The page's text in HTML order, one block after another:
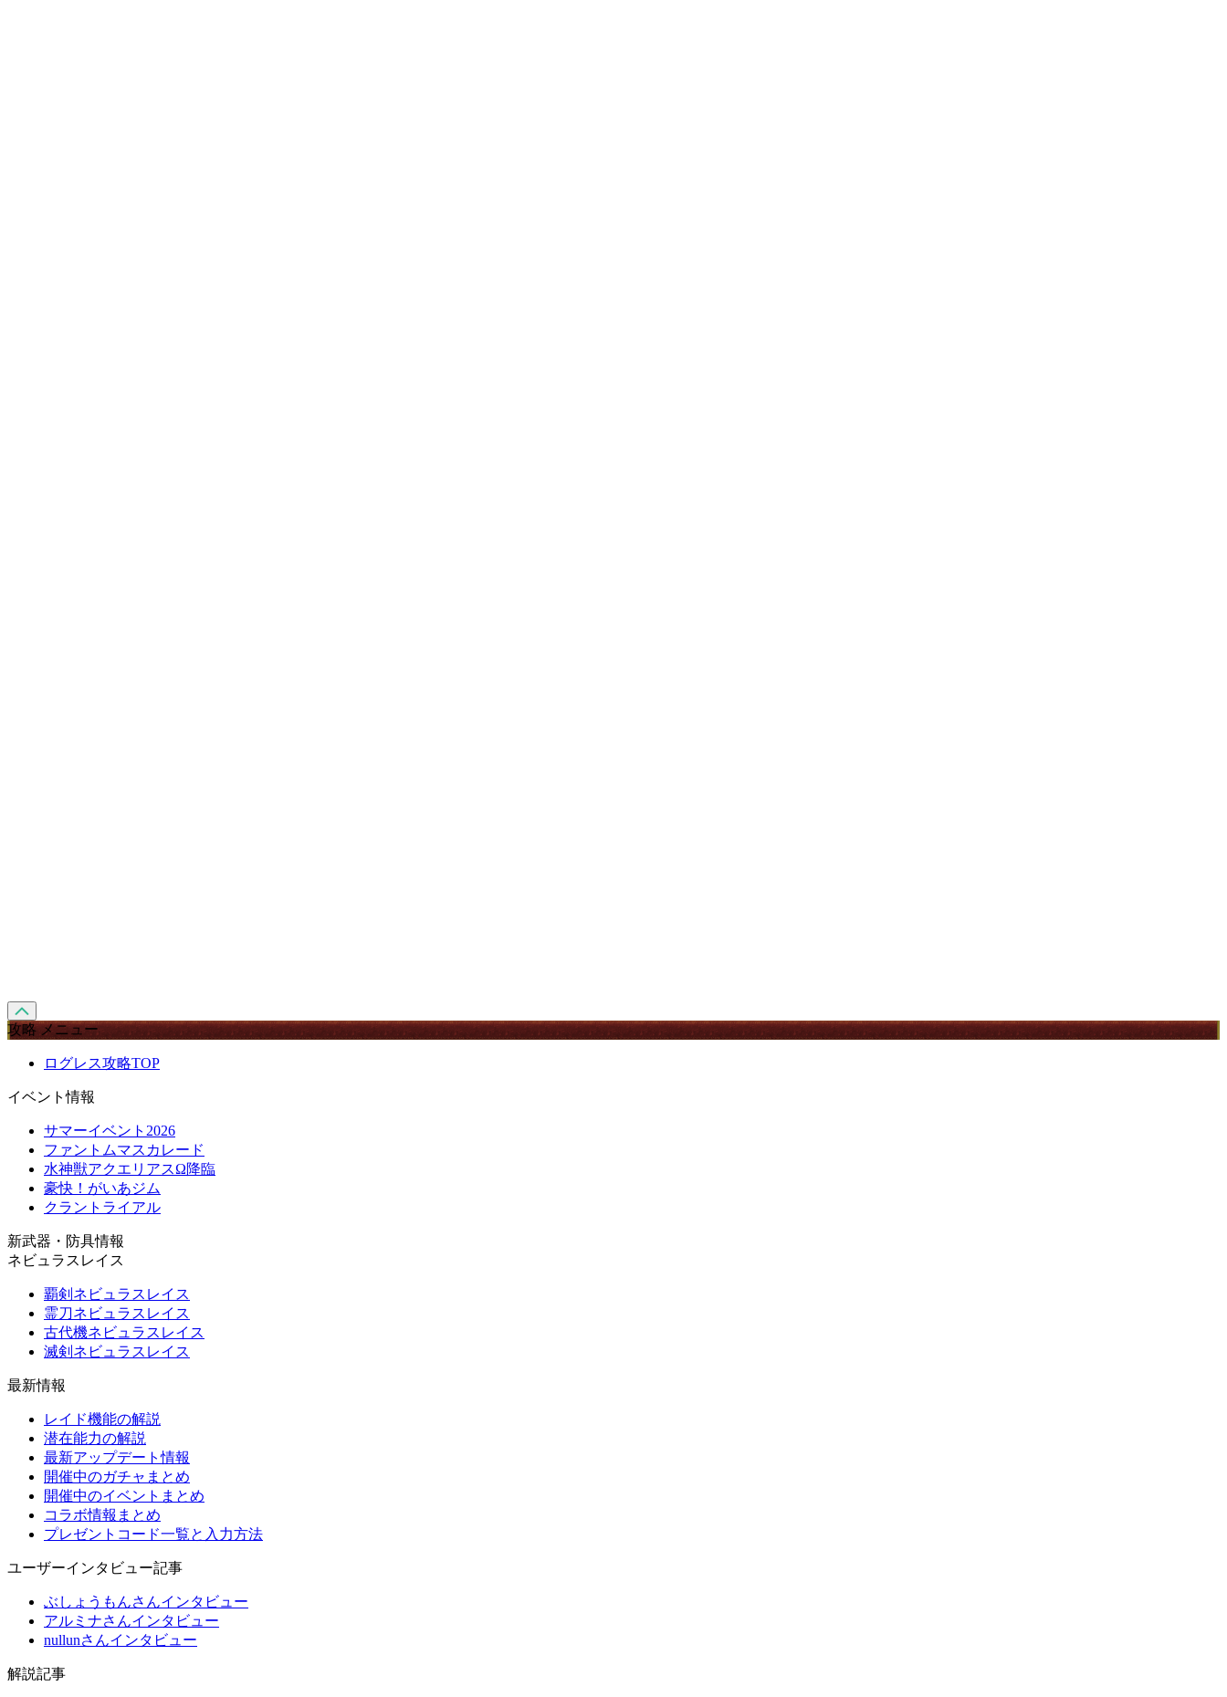
攻略 メニュー
ログレス攻略TOP
イベント情報
サマーイベント2026
ファントムマスカレード
水神獣アクエリアスΩ降臨
豪快！がいあジム
クラントライアル
新武器・防具情報
ネビュラスレイス
覇剣ネビュラスレイス
霊刀ネビュラスレイス
古代機ネビュラスレイス
滅剣ネビュラスレイス
最新情報
レイド機能の解説
潜在能力の解説
最新アップデート情報
開催中のガチャまとめ
開催中のイベントまとめ
コラボ情報まとめ
プレゼントコード一覧と入力方法
ユーザーインタビュー記事
ぶしょうもんさんインタビュー
アルミナさんインタビュー
nullunさんインタビュー
解説記事